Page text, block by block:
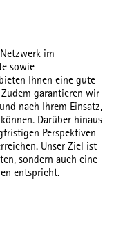
im
sowie
Ihnen eine gute
garantieren wir
nach Ihrem Einsatz,
Darüber hinaus
Perspektiven
Unser Ziel ist
sondern auch eine
entspricht.